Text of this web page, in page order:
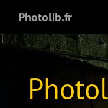
Photolib.fr